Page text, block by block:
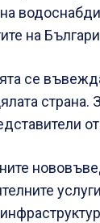
на
се